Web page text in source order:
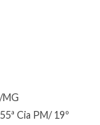
MG
Cia PM/ 19º